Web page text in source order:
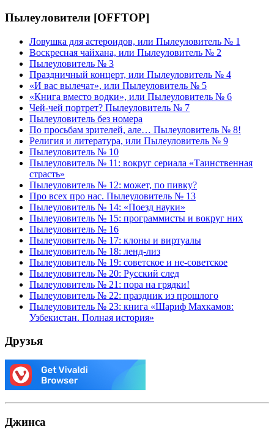
Пылеуловители [OFFTOP]
Ловушка для астероидов, или Пылеуловитель № 1
Воскресная чайхана, или Пылеуловитель № 2
Пылеуловитель № 3
Праздничный концерт, или Пылеуловитель № 4
«И вас вылечат», или Пылеуловитель № 5
«Книга вместо водки», или Пылеуловитель № 6
Чей-чей портрет? Пылеуловитель № 7
Пылеуловитель без номера
По просьбам зрителей, але… Пылеуловитель № 8!
Религия и литература, или Пылеуловитель № 9
Пылеуловитель № 10
Пылеуловитель № 11: вокруг сериала «Таинственная
страсть»
Пылеуловитель № 12: может, по пивку?
Про всех про нас. Пылеуловитель № 13
Пылеуловитель № 14: «Поезд науки»
Пылеуловитель № 15: программисты и вокруг них
Пылеуловитель № 16
Пылеуловитель № 17: клоны и виртуалы
Пылеуловитель № 18: ленд-лиз
Пылеуловитель № 19: советское и не-советское
Пылеуловитель № 20: Русский след
Пылеуловитель № 21: пора на грядки!
Пылеуловитель № 22: праздник из прошлого
Пылеуловитель № 23: книга «Шариф Махкамов:
Узбекистан. Полная история»
Друзья
Джинса